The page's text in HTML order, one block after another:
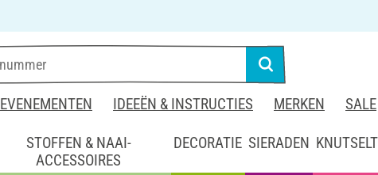
EVENEMENTEN IDEEËN & INSTRUCTIES MERKEN SALE
STOFFEN & NAAI-
ACCESSOIRES
DECORATIE SIERADEN